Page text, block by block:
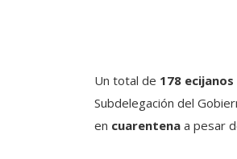
Un total de 178
Subdelegación del
en cuarentena a pesar